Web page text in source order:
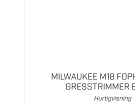
MILWAUKEE M18
GRESSTRIMMER
Hurtigvisning